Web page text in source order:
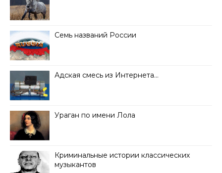
Семь названий России
Адская смесь из Интернета…
Ураган по имени Лола
Криминальные истории классических
музыкантов